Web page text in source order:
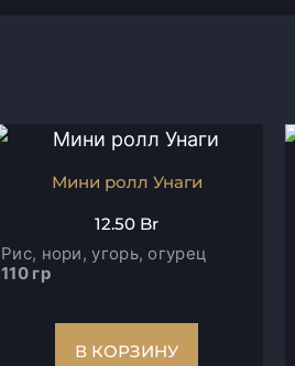
Мини ролл Унаги
12.50 Br
Рис, нори, угорь, огурец
110 гр
В КОРЗИНУ